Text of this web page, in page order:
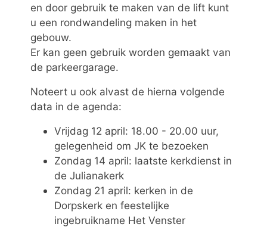
en door gebruik te maken van de lift kunt
u een rondwandeling maken in het
gebouw.
Er kan geen gebruik worden gemaakt van
de parkeergarage.
Noteert u ook alvast de hierna volgende
data in de agenda:
Vrijdag 12 april: 18.00 - 20.00 uur,
gelegenheid om JK te bezoeken
Zondag 14 april: laatste kerkdienst in
de Julianakerk
Zondag 21 april: kerken in de
Dorpskerk en feestelijke
ingebruikname Het Venster